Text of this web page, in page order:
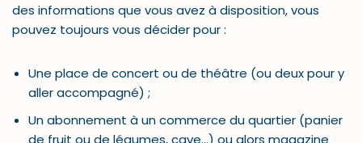
des informations que vous avez à disposition, vous
pouvez toujours vous décider pour :
Une place de concert ou de théâtre (ou deux pour y
aller accompagné) ;
Un abonnement à un commerce du quartier (panier
de fruit ou de légumes, cave…) ou alors magazine